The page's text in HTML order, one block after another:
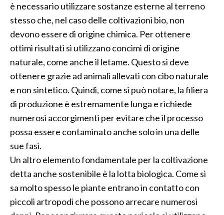
è necessario utilizzare sostanze esterne al terreno
stesso che, nel caso delle coltivazioni bio, non
devono essere di origine chimica. Per ottenere
ottimi risultati si utilizzano concimi di origine
naturale, come anche il letame. Questo si deve
ottenere grazie ad animali allevati con cibo naturale
e non sintetico. Quindi, come si può notare, la filiera
di produzione è estremamente lunga e richiede
numerosi accorgimenti per evitare che il processo
possa essere contaminato anche solo in una delle
sue fasi.
Un altro elemento fondamentale per la coltivazione
detta anche sostenibile è la lotta biologica. Come si
sa molto spesso le piante entrano in contatto con
piccoli artropodi che possono arrecare numerosi